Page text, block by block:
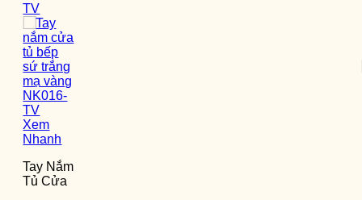
Xem
Nhanh
Tay Nắm
Tủ Cửa